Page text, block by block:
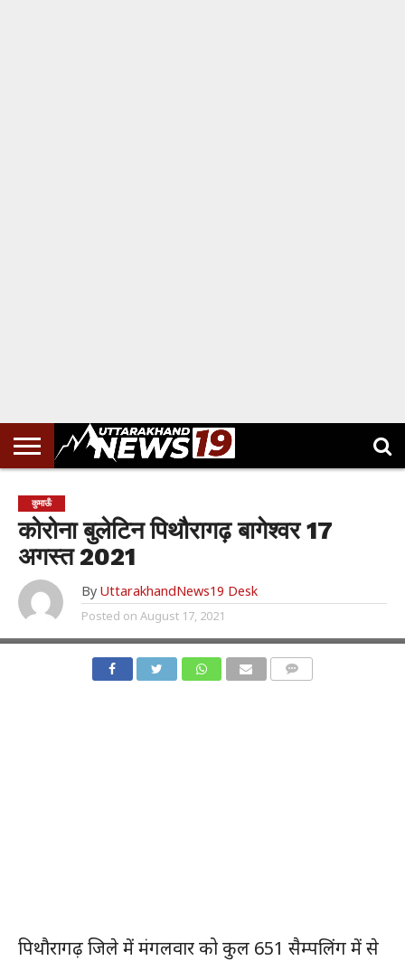
कुमाऊँ
कोरोना बुलेटिन पिथौरागढ़ बागेश्वर 17
अगस्त 2021
By UttarakhandNews19 Desk
Posted on August 17, 2021
पिथौरागढ़ जिले में मंगलवार को कुल 651 सैम्पलिंग में से